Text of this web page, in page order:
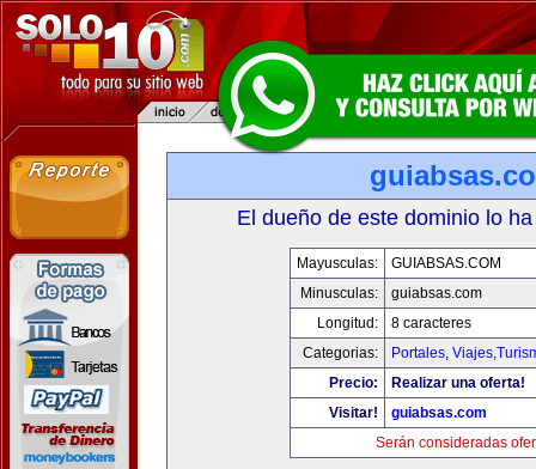
El dueño de este dominio lo
Mayusculas:
GUIABSAS.COM
Minusculas:
guiabsas.com
Longitud:
8 caracteres
Categorias:
Portales,
Precio:
Realizar una oferta!
Visitar!
guiabsas.com
Serán consideradas